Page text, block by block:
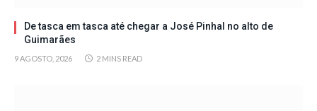
De tasca em tasca até chegar a José Pinhal no alto de
Guimarães
9 AGOSTO, 2026 2 MINS READ